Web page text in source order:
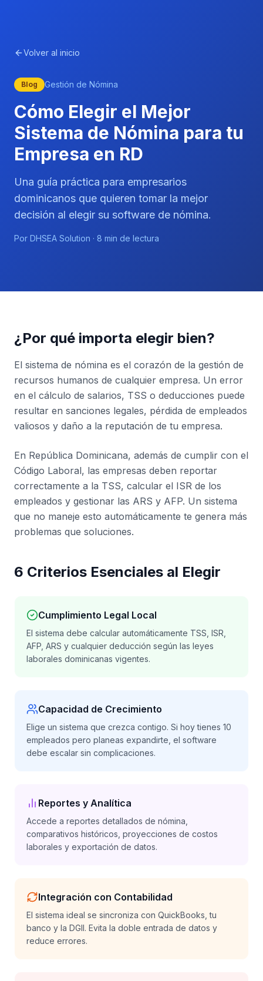
Volver al inicio
Blog Gestión de Nómina
Cómo Elegir el Mejor
Sistema de Nómina para tu
Empresa en RD
Una guía práctica para empresarios
dominicanos que quieren tomar la mejor
decisión al elegir su software de nómina.
Por DHSEA Solution · 8 min de lectura
¿Por qué importa elegir bien?
El sistema de nómina es el corazón de la gestión de
recursos humanos de cualquier empresa. Un error
en el cálculo de salarios, TSS o deducciones puede
resultar en sanciones legales, pérdida de empleados
valiosos y daño a la reputación de tu empresa.
En República Dominicana, además de cumplir con el
Código Laboral, las empresas deben reportar
correctamente a la TSS, calcular el ISR de los
empleados y gestionar las ARS y AFP. Un sistema
que no maneje esto automáticamente te genera más
problemas que soluciones.
6 Criterios Esenciales al Elegir
Cumplimiento Legal Local
El sistema debe calcular automáticamente TSS, ISR,
AFP, ARS y cualquier deducción según las leyes
laborales dominicanas vigentes.
Capacidad de Crecimiento
Elige un sistema que crezca contigo. Si hoy tienes 10
empleados pero planeas expandirte, el software
debe escalar sin complicaciones.
Reportes y Analítica
Accede a reportes detallados de nómina,
comparativos históricos, proyecciones de costos
laborales y exportación de datos.
Integración con Contabilidad
El sistema ideal se sincroniza con QuickBooks, tu
banco y la DGII. Evita la doble entrada de datos y
reduce errores.